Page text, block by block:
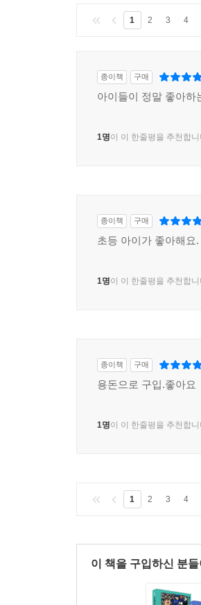
1 2 3 4
종이책 구매
아이들이 정말 좋아하
1명이 이 한줄평을 추천합니
종이책 구매
초등 아이가 좋아해요.
1명이 이 한줄평을 추천합니
종이책 구매
용돈으로 구입.좋아요
1명이 이 한줄평을 추천합니
1 2 3 4
이 책을 구입하신 분